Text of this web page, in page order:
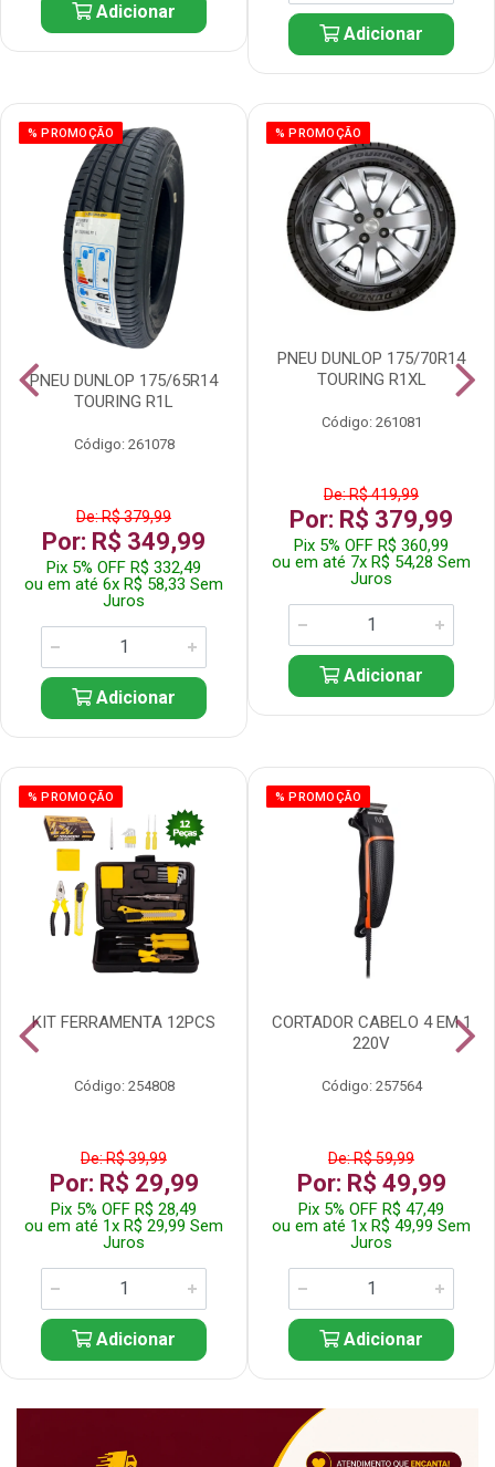
Adicionar
Adicionar
% PROMOÇÃO
PNEU DUNLOP 175/65R14
TOURING R1L
Código: 261078
De: R$ 379,99
Por: R$ 349,99
Pix 5% OFF R$ 332,49
ou em até 6x R$ 58,33 Sem
Juros
Adicionar
% PROMOÇÃO
PNEU DUNLOP 175/70R14
TOURING R1XL
Código: 261081
De: R$ 419,99
Por: R$ 379,99
Pix 5% OFF R$ 360,99
ou em até 7x R$ 54,28 Sem
Juros
Adicionar
% PROMOÇÃO
KIT FERRAMENTA 12PCS
Código: 254808
De: R$ 39,99
Por: R$ 29,99
Pix 5% OFF R$ 28,49
ou em até 1x R$ 29,99 Sem
Juros
Adicionar
% PROMOÇÃO
CORTADOR CABELO 4 EM 1
220V
Código: 257564
De: R$ 59,99
Por: R$ 49,99
Pix 5% OFF R$ 47,49
ou em até 1x R$ 49,99 Sem
Juros
Adicionar